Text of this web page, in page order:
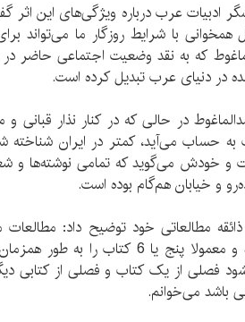
ادبیات عرب درباره ویژگی‌های این
با شرایط روزگار ما می‌تواند
که به نقد وضعیت اجتماعی حاضر در
در دنیای عرب تبدیل کرده است.
در حالی که در کنار نذار
به حساب می‌آید، کمتر در ایران
و خودش می‌گوید که تمامی نوشته‌ها و
و خیابان هم‌گام بوده است.
مطالعاتی خود توضیح داد:
خاص متمرکز نبوده و معمولا پنج یا 6
فصلی از یک کتاب و فصلی از کتابی
باشد می‌خوانم.